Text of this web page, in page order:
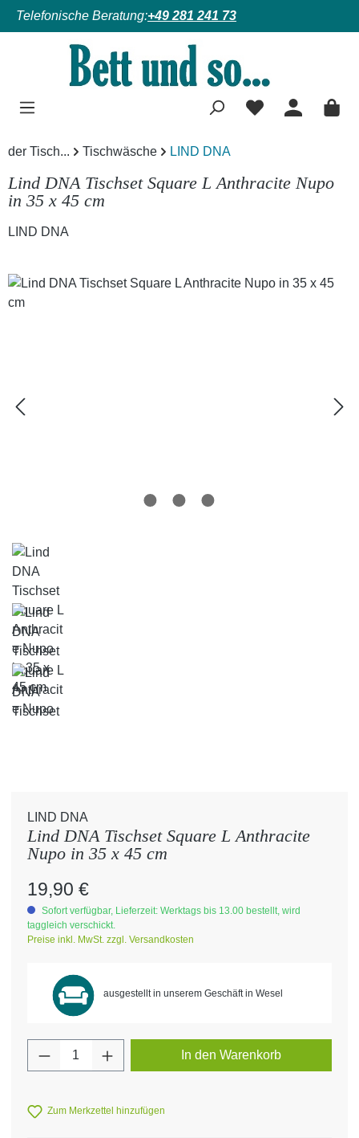
Zum Hauptinhalt springen
Telefonische Beratung:+49 281 241 73
der Tisch... Tischwäsche LIND DNA
Lind DNA Tischset Square L Anthracite Nupo
in 35 x 45 cm
LIND DNA
Bildergalerie überspringen
LIND DNA
Lind DNA Tischset Square L Anthracite
Nupo in 35 x 45 cm
Regulärer Preis:
19,90 €
Sofort verfügbar, Lieferzeit: Werktags bis 13.00 bestellt, wird
taggleich verschickt.
Preise inkl. MwSt. zzgl. Versandkosten
ausgestellt in unserem Geschäft in Wesel
Produkt Anzahl: Gib den gewünschten
In den Warenkorb
Zum Merkzettel hinzufügen